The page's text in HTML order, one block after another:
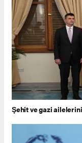
Şehit ve gazi